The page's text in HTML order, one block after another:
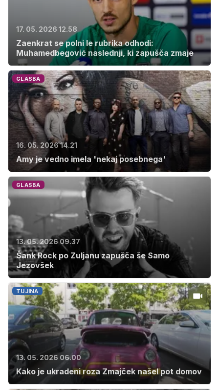
17. 05. 2026 12.58
Zaenkrat se polni le rubrika odhodi:
Muhamedbegović naslednji, ki zapušča zmaje
GLASBA
16. 05. 2026 14.21
Amy je vedno imela 'nekaj posebnega'
GLASBA
13. 05. 2026 09.37
Šank Rock po Zuljanu zapušča še Samo
Jezovšek
TUJINA
13. 05. 2026 06.00
Kako je ukradeni roza Zmajček našel pot domov